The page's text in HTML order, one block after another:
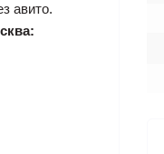
авито.